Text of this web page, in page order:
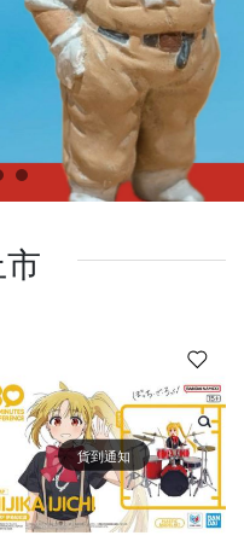
貨到通知